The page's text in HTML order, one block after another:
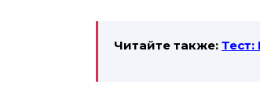
Читайте также: